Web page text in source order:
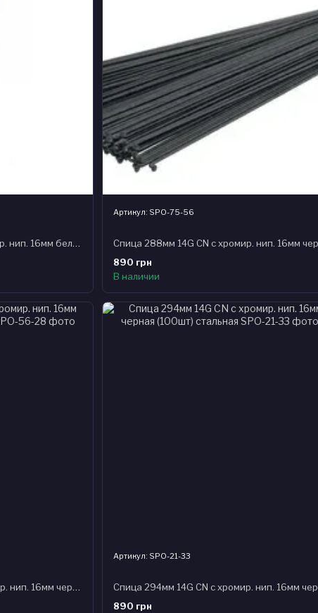
Спица 274мм 14G CN с хромир. нип. 16мм белая (100шт) стальная
Артикул: SPO-75-56
890 грн
В наличии
Спица 292мм 14G CN с хромир. нип. 16мм черная (100шт) стальная
Артикул: SPO-21-33
890 грн